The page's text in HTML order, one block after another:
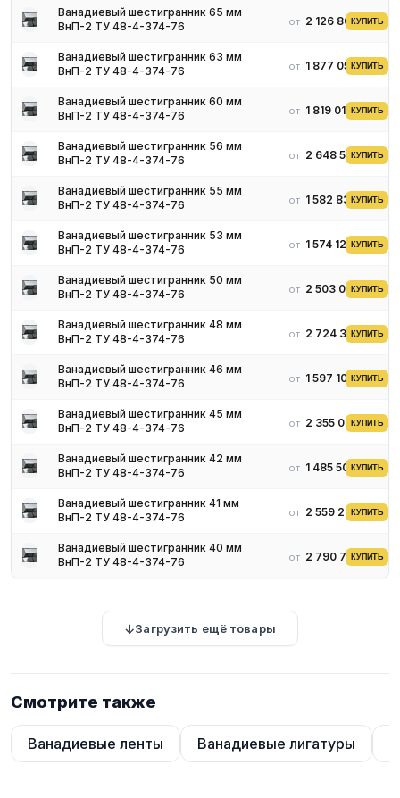
Ванадиевый шестигранник 65 мм
ВнП-2 ТУ 48-4-374-76
от 2 126 800 ₽КУПИТЬ
Ванадиевый шестигранник 63 мм
ВнП-2 ТУ 48-4-374-76
от 1 877 056 ₽КУПИТЬ
Ванадиевый шестигранник 60 мм
ВнП-2 ТУ 48-4-374-76
от 1 819 012 ₽КУПИТЬ
Ванадиевый шестигранник 56 мм
ВнП-2 ТУ 48-4-374-76
от 2 648 524 ₽
КУПИТЬ
Ванадиевый шестигранник 55 мм
ВнП-2 ТУ 48-4-374-76
от 1 582 834 ₽КУПИТЬ
Ванадиевый шестигранник 53 мм
ВнП-2 ТУ 48-4-374-76
от 1 574 124 ₽КУПИТЬ
Ванадиевый шестигранник 50 мм
ВнП-2 ТУ 48-4-374-76
от 2 503 001 ₽КУПИТЬ
Ванадиевый шестигранник 48 мм
ВнП-2 ТУ 48-4-374-76
от 2 724 387 ₽
КУПИТЬ
Ванадиевый шестигранник 46 мм
ВнП-2 ТУ 48-4-374-76
от 1 597 108 ₽КУПИТЬ
Ванадиевый шестигранник 45 мм
ВнП-2 ТУ 48-4-374-76
от 2 355 041 ₽КУПИТЬ
Ванадиевый шестигранник 42 мм
ВнП-2 ТУ 48-4-374-76
от 1 485 501 ₽КУПИТЬ
Ванадиевый шестигранник 41 мм
ВнП-2 ТУ 48-4-374-76
от 2 559 299 ₽КУПИТЬ
Ванадиевый шестигранник 40 мм
ВнП-2 ТУ 48-4-374-76
от 2 790 754 ₽
КУПИТЬ
Загрузить ещё товары
Смотрите также
Ванадиевые ленты Ванадиевые лигатуры